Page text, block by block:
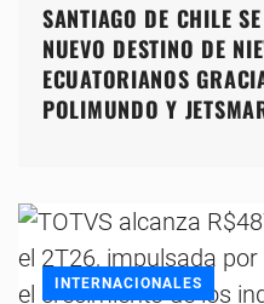
SANTIAGO DE CHILE
NUEVO DESTINO DE
ECUATORIANOS
POLIMUNDO Y
INTERNACIONALES